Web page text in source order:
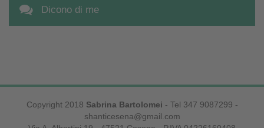
Dicono di me
Copyright 2018 Sabrina Bartolomei - Tel 347 9087299 -
shanticesena@gmail.com